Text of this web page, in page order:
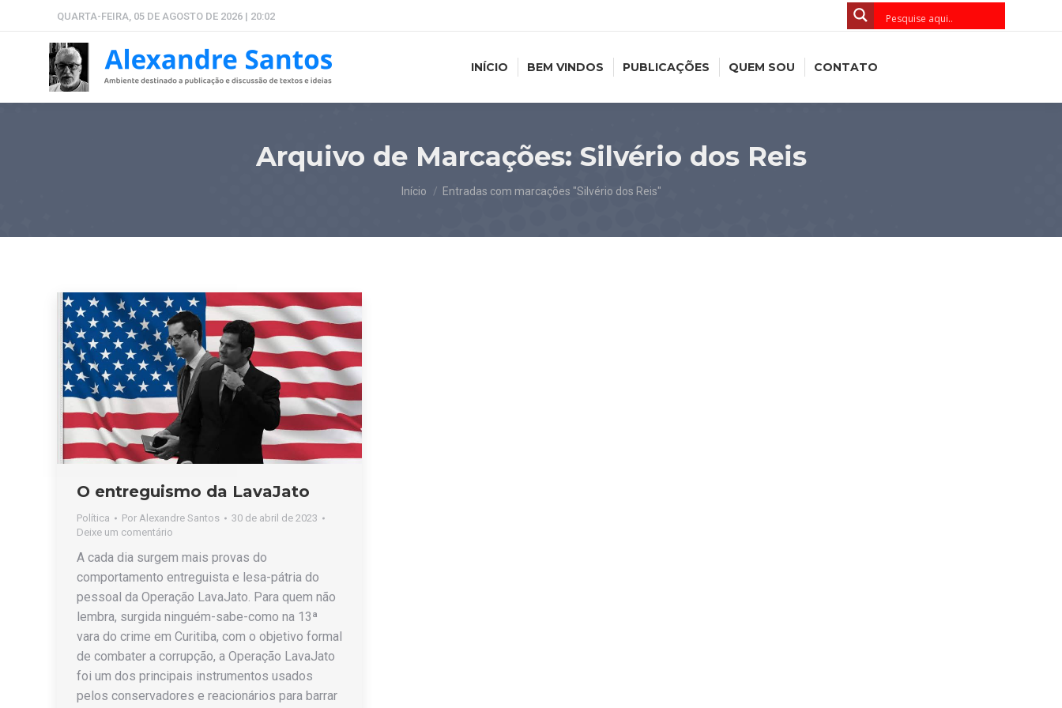
QUARTA-FEIRA, 05 DE AGOSTO DE 2026 | 20:02
INÍCIO BEM VINDOS PUBLICAÇÕES QUEM SOU CONTATO
Arquivo de Marcações: Silvério dos Reis
Você está aqui:
Início Entradas com marcações "Silvério dos Reis"
O entreguismo da LavaJato
Política Por Alexandre Santos
30 de abril de 2023
Deixe um comentário
A cada dia surgem mais provas do
comportamento entreguista e lesa-pátria do
pessoal da Operação LavaJato. Para quem não
lembra, surgida ninguém-sabe-como na 13ª
vara do crime em Curitiba, com o objetivo formal
de combater a corrupção, a Operação LavaJato
foi um dos principais instrumentos usados
pelos conservadores e reacionários para barrar